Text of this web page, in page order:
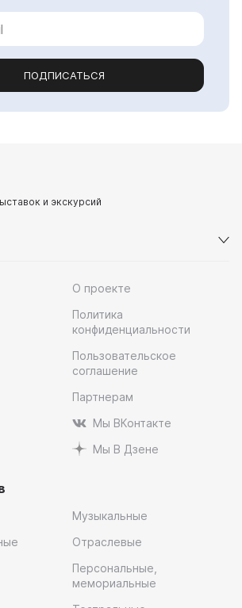
ПОДПИСАТЬСЯ
и экскурсий
О проекте
Политика
конфиденциальности
Пользовательское
соглашение
Партнерам
Мы ВКонтакте
Мы В Дзене
Музыкальные
Отраслевые
Персональные,
мемориальные